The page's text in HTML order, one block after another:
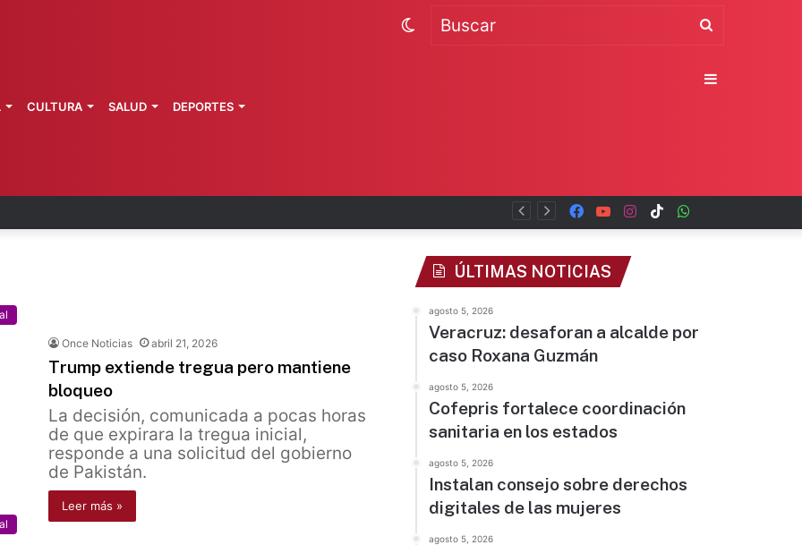
coordinación sanitaria en los estados TikTok
Instagram
YouTube
Facebook
CULTURA SALUD DEPORTES
Switch
Once Noticias abril 21, 2026
Trump extiende tregua pero mantiene
bloqueo
La decisión, comunicada a pocas horas
de que expirara la tregua inicial,
responde a una solicitud del gobierno
de Pakistán.
Leer más »
ÚLTIMAS NOTICIAS
agosto 5, 2026
Veracruz: desaforan a alcalde por
caso Roxana Guzmán
agosto 5, 2026
Cofepris fortalece coordinación
sanitaria en los estados
agosto 5, 2026
Instalan consejo sobre derechos
digitales de las mujeres
agosto 5, 2026